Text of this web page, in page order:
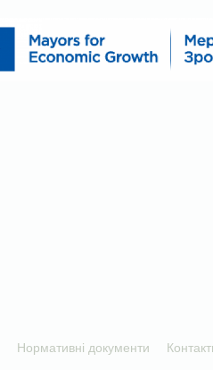
Нормативні документи